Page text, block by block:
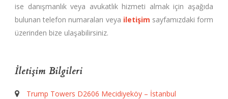
ise danışmanlık veya avukatlık hizmeti almak için aşağıda
bulunan telefon numaraları veya iletişim sayfamızdaki form
üzerinden bize ulaşabilirsiniz.
İletişim Bilgileri
Trump Towers D2606 Mecidiyeköy – İstanbul